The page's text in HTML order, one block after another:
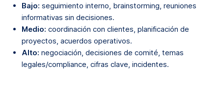
Bajo: seguimiento interno, brainstorming, reuniones
informativas sin decisiones.
Medio: coordinación con clientes, planificación de
proyectos, acuerdos operativos.
Alto: negociación, decisiones de comité, temas
legales/compliance, cifras clave, incidentes.